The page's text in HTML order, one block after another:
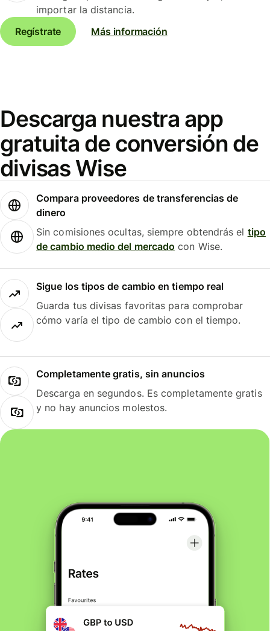
importar la distancia.
Regístrate
Más información
Descarga nuestra app
gratuita de conversión de
divisas Wise
Compara proveedores de transferencias de
dinero
Sin comisiones ocultas, siempre obtendrás el tipo
de cambio medio del mercado con Wise.
Sigue los tipos de cambio en tiempo real
Guarda tus divisas favoritas para comprobar
cómo varía el tipo de cambio con el tiempo.
Completamente gratis, sin anuncios
Descarga en segundos. Es completamente gratis
y no hay anuncios molestos.